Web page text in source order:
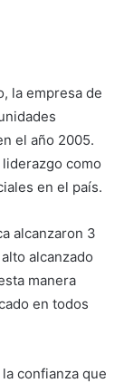
la empresa de
el año 2005.
como
en el país.
alcanzaron 3
alcanzado
manera
en todos
confianza que